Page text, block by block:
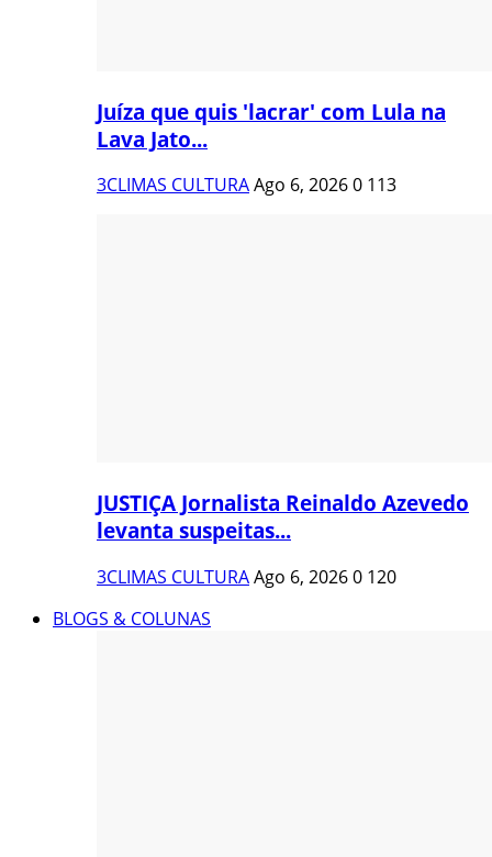
Juíza que quis 'lacrar' com Lula na
Lava Jato...
3CLIMAS CULTURAAgo 6, 20260 113
JUSTIÇA Jornalista Reinaldo Azevedo
levanta suspeitas...
3CLIMAS CULTURAAgo 6, 20260 120
BLOGS & COLUNAS